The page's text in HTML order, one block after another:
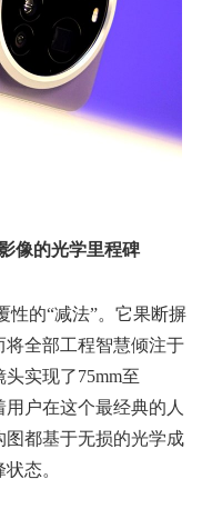
像的光学里程碑
性的“减法”。它果断摒
全部工程智慧倾注于
实现了75mm至
户在这个最经典的人
都基于无损的光学成
态。